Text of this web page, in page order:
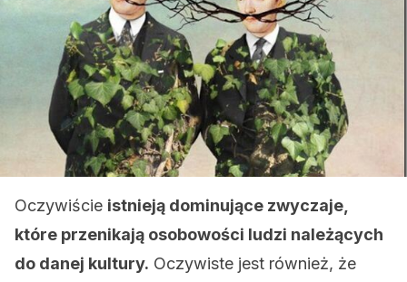
Oczywiście istnieją dominujące zwyczaje,
które przenikają osobowości ludzi należących
do danej kultury. Oczywiste jest również, że